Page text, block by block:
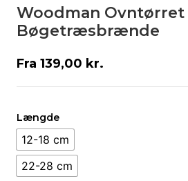
Woodman Ovntørret
Bøgetræsbrænde
Fra139,00 kr.
Længde
12-18 cm
22-28 cm